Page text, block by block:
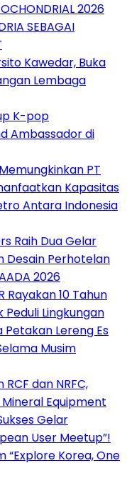
2026
SEBAGAI
Kawedar, Buka
Lembaga
K-pop
Ambassador di
PT
Kapasitas
Antara Indonesia
Raih Dua Gelar
Desain Perhotelan
2026
Rayakan 10 Tahun
Peduli Lingkungan
Lereng Es
Musim
dan NRFC,
Mineral Equipment
Gelar
User Meetup”!
“Explore Korea, One